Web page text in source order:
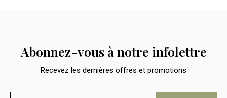
Abonnez-vous à notre infolettre
Recevez les dernières offres et promotions